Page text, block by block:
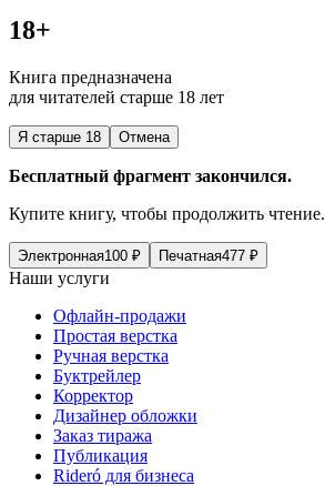
18+
Книга предназначена
для читателей старше 18 лет
Я старше 18 Отмена
Бесплатный фрагмент закончился.
Купите книгу, чтобы продолжить чтение.
Электронная100 ₽ Печатная477 ₽
Наши услуги
Офлайн-продажи
Простая верстка
Ручная верстка
Буктрейлер
Корректор
Дизайнер обложки
Заказ тиража
Публикация
Rideró для бизнеса